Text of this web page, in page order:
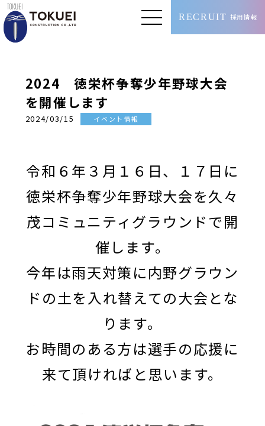
RECRUIT 採用情報
2024 徳栄杯争奪少年野球大会
を開催します
2024/03/15 イベント情報
令和６年３月１６日、１７日に
徳栄杯争奪少年野球大会を久々
茂コミュニティグラウンドで開
催します。
今年は雨天対策に内野グラウン
ドの土を入れ替えての大会とな
ります。
お時間のある方は選手の応援に
来て頂ければと思います。